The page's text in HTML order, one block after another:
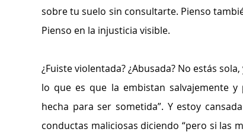
sobre tu suelo sin consultarte. Pienso
Pienso en la injusticia visible.
¿Fuiste violentada? ¿Abusada? No estás
lo que es que la embistan salvajemente
hecha para ser sometida”. Y estoy
conductas maliciosas diciendo “pero si las